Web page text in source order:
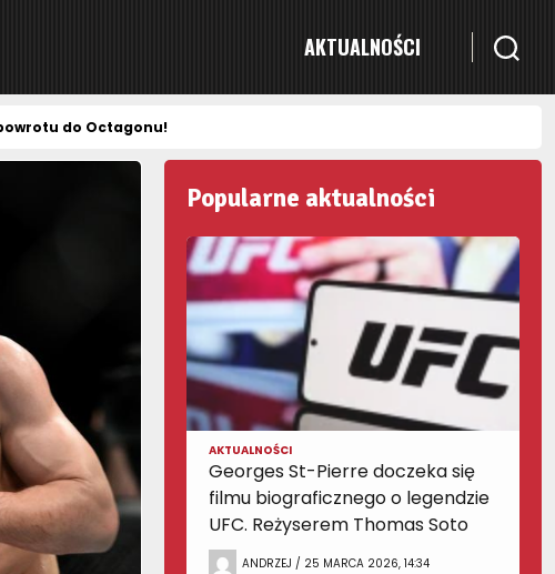
AKTUALNOŚCI
do Octagonu!
Popularne aktualności
AKTUALNOŚCI
Georges St-Pierre doczeka się
filmu biograficznego o legendzie
UFC. Reżyserem Thomas Soto
ANDRZEJ / 25 MARCA 2026, 14:34